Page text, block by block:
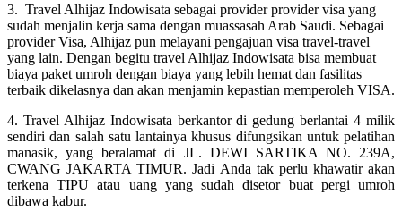
3. Travel Alhijaz Indowisata sebagai provider provider visa yang
sudah menjalin kerja sama dengan muassasah Arab Saudi. Sebagai
provider Visa, Alhijaz pun melayani pengajuan visa travel-travel
yang lain. Dengan begitu travel Alhijaz Indowisata bisa membuat
biaya paket umroh dengan biaya yang lebih hemat dan fasilitas
terbaik dikelasnya dan akan menjamin kepastian memperoleh VISA.
4. Travel Alhijaz Indowisata berkantor di gedung berlantai 4 milik
sendiri dan salah satu lantainya khusus difungsikan untuk pelatihan
manasik, yang beralamat di JL. DEWI SARTIKA NO. 239A,
CWANG JAKARTA TIMUR. Jadi Anda tak perlu khawatir akan
terkena TIPU atau uang yang sudah disetor buat pergi umroh
dibawa kabur.